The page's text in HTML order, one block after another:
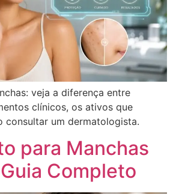
veja a diferença entre
clínicos, os ativos que
consultar um dermatologista.
para Manchas
Completo